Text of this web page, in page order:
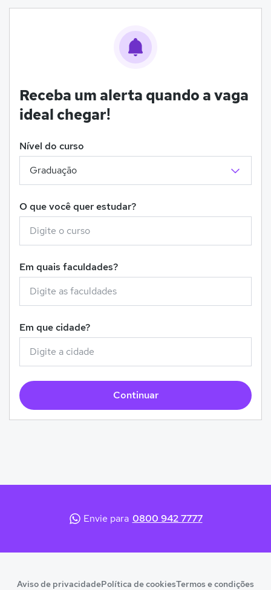
Receba um alerta quando a vaga
ideal chegar!
Nível do curso
O que você quer estudar?
Em quais faculdades?
Em que cidade?
Continuar
Envie para 0800 942 7777
Aviso de privacidadePolítica de cookiesTermos e condições